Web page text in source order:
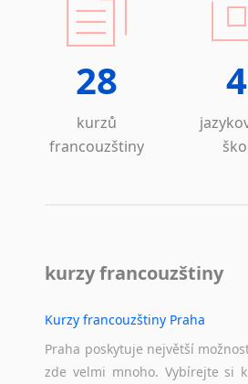
28
kurzů
francouzštiny
4
kurzy francouzštiny
Kurzy francouzštiny Praha
Praha poskytuje největší
zde velmi mnoho. Vybírejte si